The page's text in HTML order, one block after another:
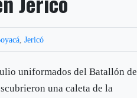
,Jericó
uniformados del Batallón de
una caleta de la